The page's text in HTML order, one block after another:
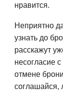
нравится.
Неприятно
узнать до
расскажут
несогласие
отмене
соглашайся,